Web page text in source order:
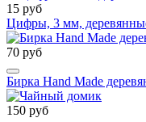
15 руб
Цифры, 3 мм,
70 руб
Бирка Hand Made
150 руб